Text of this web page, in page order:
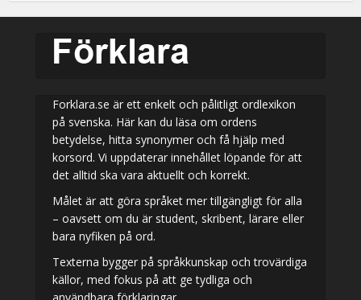
Forklara.se är ett enkelt och pålitligt ordlexikon
på svenska. Här kan du läsa om ordens
betydelse, hitta synonymer och få hjälp med
korsord. Vi uppdaterar innehållet löpande för att
det alltid ska vara aktuellt och korrekt.
Målet är att göra språket mer tillgängligt för alla
– oavsett om du är student, skribent, lärare eller
bara nyfiken på ord.
Texterna bygger på språkkunskap och trovärdiga
källor, med fokus på att ge tydliga och